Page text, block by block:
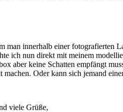
man innerhalb einer fotografierten
ich nun direkt mit meinem
aber keine Schatten empfängt
Oder kann sich jemand
viele Grüße,